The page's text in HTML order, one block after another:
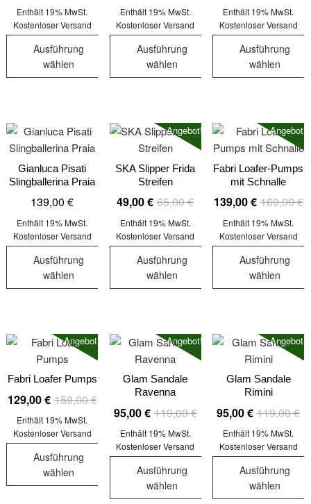
können
auf
Produktseite
gewählt
auf
der
gewählt
werden
auf
der
gewählt
werden
war:
89,00 €
ist:
69,00 €.
Enthält 19% MwSt.
Kostenloser Versand
Ausführung
wählen
mehrere
Varianten
auf.
Die
Optionen
können
auf
Produktseite
gewählt
war:
89,00 €
ist:
69,00 €.
Enthält 19% MwSt.
Kostenloser Versand
Ausführung
wählen
mehrere
Varianten
auf.
Die
Optionen
können
auf
Produktseite
gewählt
Enthält 19% MwSt.
Kostenloser Versand
Ausführung
wählen
mehrere
Varianten
auf.
Die
Optionen
können
auf
gewählt
Gianluca Pisati
Slingballerina Praia
139,00€
Enthält 19% MwSt.
Kostenloser Versand
Ausführung
wählen
mehrere
Varianten
auf.
Die
können
auf
der
Produktseite
Angebot!
SKA Slipper Frida
Streifen
65,00€Ursprünglicher
war:
65,00 €
49,00€
Aktueller
ist:
49,00 €.
Enthält 19% MwSt.
Kostenloser Versand
Ausführung
wählen
mehrere
Varianten
auf.
Die
Optionen
können
auf
Produktseite
gewählt
Angebot!
Fabri Loafer-Pumps
mit Schnalle
169,00€
139,00€
Enthält 19% MwSt.
Kostenloser Versand
Ausführung
wählen
mehrere
Varianten
auf.
Die
Optionen
können
auf
gewählt
Angebot!
Fabri Loafer Pumps
159,00€Ursprünglicher
Preis
159,00 €
129,00€
Aktueller
Preis
129,00 €.
Enthält 19% MwSt.
Kostenloser Versand
Ausführung
wählen
Angebot!
Glam Sandale
Ravenna
119,00€Ursprünglicher
119,00 €
95,00€
Aktueller
95,00 €.
Enthält 19% MwSt.
Kostenloser Versand
Ausführung
wählen
Angebot!
Glam Sandale
Rimini
119,00€
95,00€
Enthält 19% MwSt.
Kostenloser Versand
Ausführung
wählen